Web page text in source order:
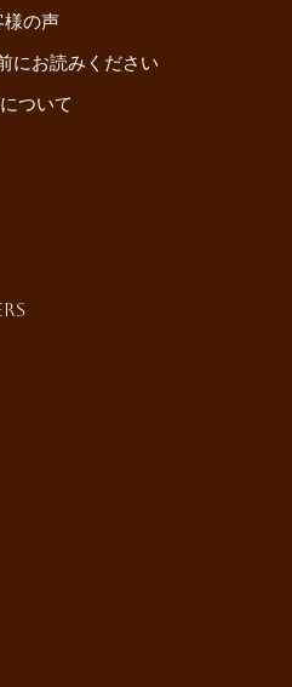
の声
お読みください
ついて